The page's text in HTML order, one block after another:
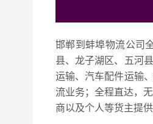
邯郸到蚌埠物流公司
县、龙子湖区、五河
运输、汽车配件运输
流业务；全程直达，
商以及个人等货主提